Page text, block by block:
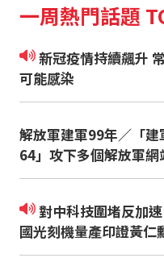
一周熱門話題
新冠疫情持續飆升 常見八大症狀 沒發燒也
可能感染
解放軍建軍99年／「
64」攻下多個解放軍網
對中科技圍堵反加速中國科技自主？！中
國光刻機量產印證黃仁